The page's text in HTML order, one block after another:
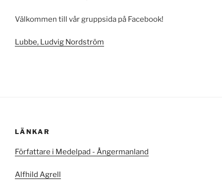
Välkommen till vår gruppsida på Facebook!
Lubbe, Ludvig Nordström
LÄNKAR
Författare i Medelpad - Ångermanland
Alfhild Agrell